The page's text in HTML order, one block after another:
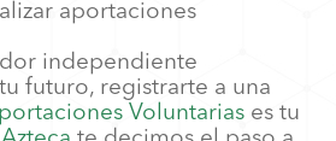
aportaciones
independiente
futuro, registrarte a una
Voluntariases tu